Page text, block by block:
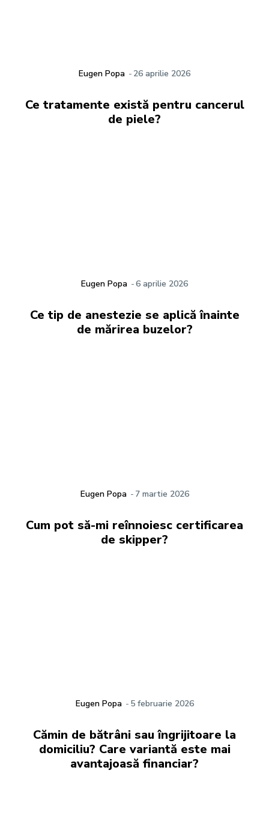
Eugen Popa - 26 aprilie 2026
Ce tratamente există pentru cancerul
de piele?
Eugen Popa -6 aprilie 2026
Ce tip de anestezie se aplică înainte
de mărirea buzelor?
Eugen Popa - 7 martie 2026
Cum pot să-mi reînnoiesc certificarea
de skipper?
Eugen Popa - 5 februarie 2026
Cămin de bătrâni sau îngrijitoare la
domiciliu? Care variantă este mai
avantajoasă financiar?